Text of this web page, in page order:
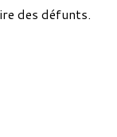
des défunts.